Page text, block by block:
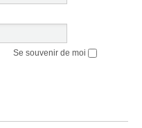
Se souvenir de moi